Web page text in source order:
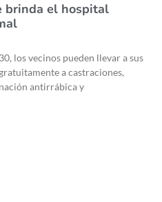
brinda el hospital
los vecinos pueden llevar a sus
a castraciones,
antirrábica y